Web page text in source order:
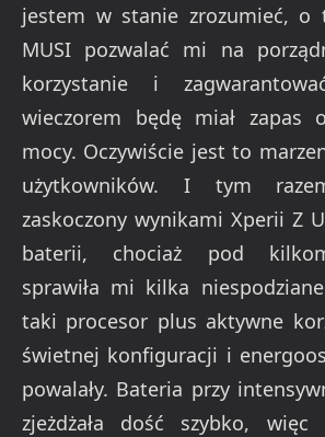
jestem w stanie zrozumieć, o
MUSI pozwalać mi na
korzystanie i
wieczorem będę miał zapas
mocy. Oczywiście jest to
użytkowników. I tym
zaskoczony wynikami Xperii Z
baterii, chociaż pod
sprawiła mi kilka
taki procesor plus aktywne
świetnej konfiguracji i
powalały. Bateria przy
zjeżdżała dość szybko,